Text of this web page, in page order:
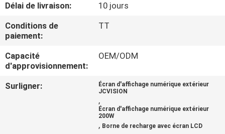
CONTRÔLE
DE
LA
QUALITÉ
NOUS
Délai de livraison:
10 jours
Conditions de
paiement:
TT
Capacité
d'approvisionnement:
OEM/ODM
Surligner:
Écran d'affichage numérique extérieur
JCVISION
,
Écran d'affichage numérique extérieur
200W
, Borne de recharge avec écran LCD